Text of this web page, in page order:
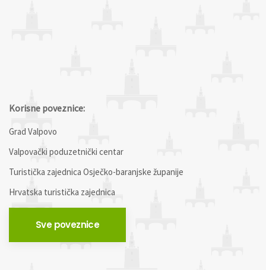
Korisne poveznice:
Grad Valpovo
Valpovački poduzetnički centar
Turistička zajednica Osječko-baranjske županije
Hrvatska turistička zajednica
Sve poveznice